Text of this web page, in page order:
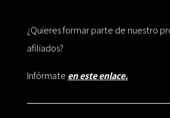
¿Quieres formar parte de nuestro
afiliados?
Infórmate en este enlace.